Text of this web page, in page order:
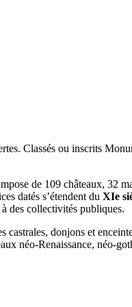
Classés ou inscrits
de 109 châteaux, 32
datés s’étendent du XIe
des collectivités publiques.
castrales, donjons et
néo-Renaissance, néo-